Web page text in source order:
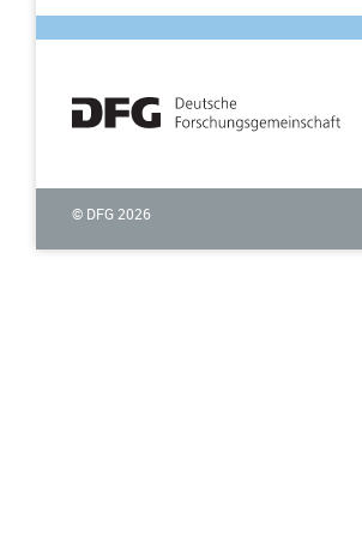
© DFG 2026